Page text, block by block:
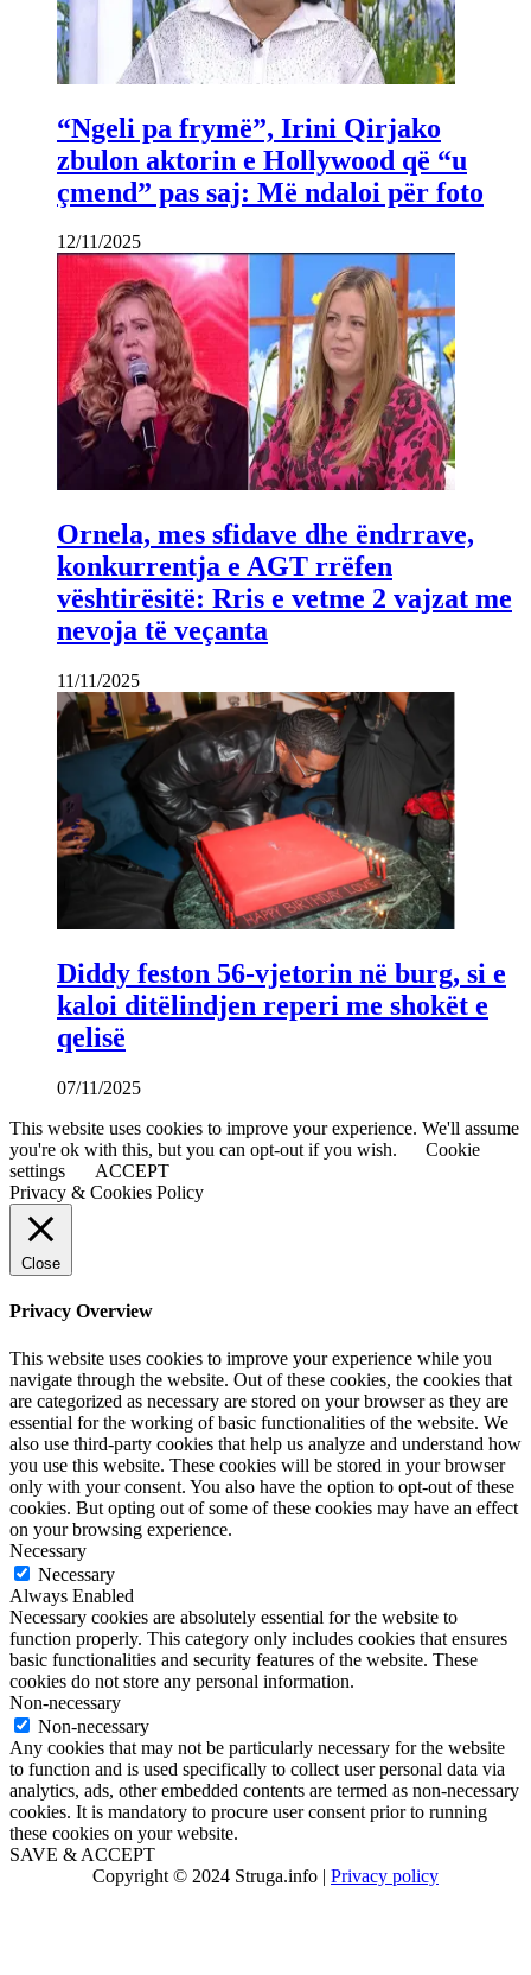
“Ngeli pa frymë”, Irini Qirjako
zbulon aktorin e Hollywood që “u
çmend” pas saj: Më ndaloi për foto
12/11/2025
Ornela, mes sfidave dhe ëndrrave,
konkurrentja e AGT rrëfen
vështirësitë: Rris e vetme 2 vajzat me
nevoja të veçanta
11/11/2025
Diddy feston 56-vjetorin në burg, si e
kaloi ditëlindjen reperi me shokët e
qelisë
07/11/2025
This website uses cookies to improve your experience. We'll assume
you're ok with this, but you can opt-out if you wish.
Cookie
settings
ACCEPT
Privacy & Cookies Policy
Close
Privacy Overview
This website uses cookies to improve your experience while you
navigate through the website. Out of these cookies, the cookies that
are categorized as necessary are stored on your browser as they are
essential for the working of basic functionalities of the website. We
also use third-party cookies that help us analyze and understand how
you use this website. These cookies will be stored in your browser
only with your consent. You also have the option to opt-out of these
cookies. But opting out of some of these cookies may have an effect
on your browsing experience.
Necessary
Necessary
Always Enabled
Necessary cookies are absolutely essential for the website to
function properly. This category only includes cookies that ensures
basic functionalities and security features of the website. These
cookies do not store any personal information.
Non-necessary
Non-necessary
Any cookies that may not be particularly necessary for the website
to function and is used specifically to collect user personal data via
analytics, ads, other embedded contents are termed as non-necessary
cookies. It is mandatory to procure user consent prior to running
these cookies on your website.
SAVE & ACCEPT
Copyright © 2024 Struga.info | Privacy policy